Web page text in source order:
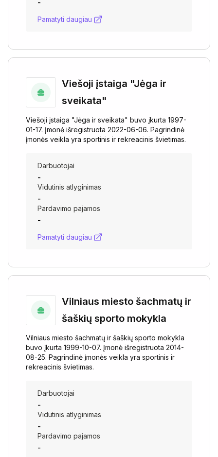
-
Pamatyti daugiau
Viešoji įstaiga "Jėga ir
sveikata"
Viešoji įstaiga "Jėga ir sveikata" buvo įkurta 1997-
01-17. Įmonė išregistruota 2022-06-06. Pagrindinė
įmonės veikla yra sportinis ir rekreacinis švietimas.
Darbuotojai
-
Vidutinis atlyginimas
-
Pardavimo pajamos
-
Pamatyti daugiau
Vilniaus miesto šachmatų ir
šaškių sporto mokykla
Vilniaus miesto šachmatų ir šaškių sporto mokykla
buvo įkurta 1999-10-07. Įmonė išregistruota 2014-
08-25. Pagrindinė įmonės veikla yra sportinis ir
rekreacinis švietimas.
Darbuotojai
-
Vidutinis atlyginimas
-
Pardavimo pajamos
-